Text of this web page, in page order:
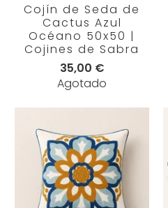
Cojín de Seda de
Cactus Azul
Océano 50x50 |
Cojines de Sabra
35,00 €
Agotado